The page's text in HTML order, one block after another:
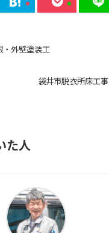
・外壁塗装工
袋井市脱衣所床工事
た人